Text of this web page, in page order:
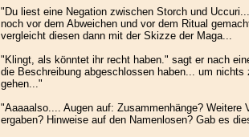
"Du liest eine Negation zwischen Storch und
noch vor dem Abweichen und vor dem Ritual
vergleicht diesen dann mit der Skizze der Maga...
"Klingt, als könntet ihr recht haben." sagt er nach
die Beschreibung abgeschlossen haben... um
gehen..."
"Aaaaalso.... Augen auf: Zusammenhänge? Weitere
ergaben? Hinweise auf den Namenlosen? Gab es